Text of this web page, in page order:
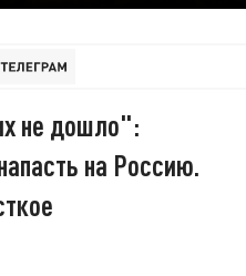
не дошло":
на Россию.